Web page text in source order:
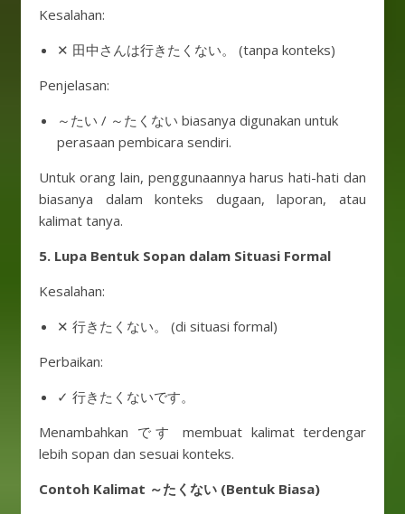
Kesalahan:
✕ 田中さんは行きたくない。 (tanpa konteks)
Penjelasan:
～たい / ～たくない biasanya digunakan untuk
perasaan pembicara sendiri.
Untuk orang lain, penggunaannya harus hati-hati dan
biasanya dalam konteks dugaan, laporan, atau
kalimat tanya.
5. Lupa Bentuk Sopan dalam Situasi Formal
Kesalahan:
✕ 行きたくない。 (di situasi formal)
Perbaikan:
✓ 行きたくないです。
Menambahkan です membuat kalimat terdengar
lebih sopan dan sesuai konteks.
Contoh Kalimat ～たくない (Bentuk Biasa)